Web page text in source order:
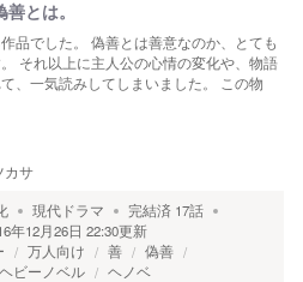
とは。
品でした。 偽善とは善意なのか、とても
それ以上に主人公の心情の変化や、物語
、一気読みしてしまいました。 この物
カサ
現代ドラマ 完結済 17話
年12月26日 22:30更新
万人向け 善
偽善
ヘビーノベル ヘノベ